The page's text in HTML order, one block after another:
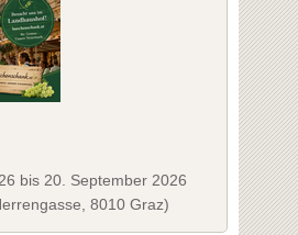
bis 20. September 2026
8010 Graz)